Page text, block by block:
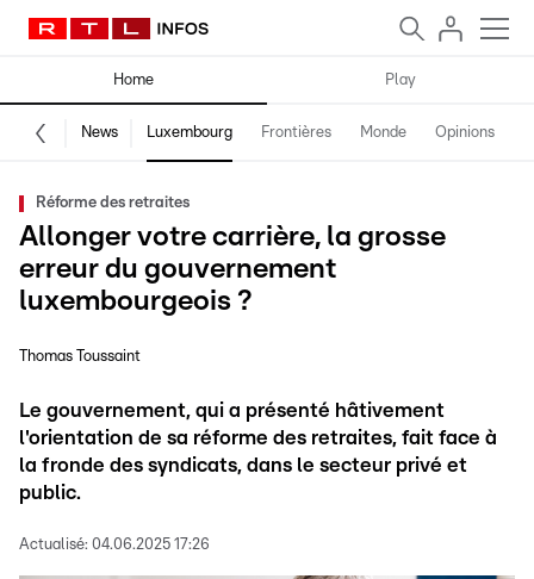
Home Play
News Luxembourg Frontières Monde Opinions
Réforme des retraites
Allonger votre carrière, la grosse
erreur du gouvernement
luxembourgeois ?
Thomas Toussaint
Le gouvernement, qui a présenté hâtivement
l'orientation de sa réforme des retraites, fait face à
la fronde des syndicats, dans le secteur privé et
public.
Actualisé: 04.06.2025 17:26